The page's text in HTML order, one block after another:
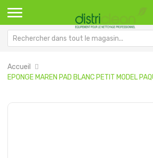
Accueil
EPONGE MAREN PAD BLANC PETIT MODEL
Passer